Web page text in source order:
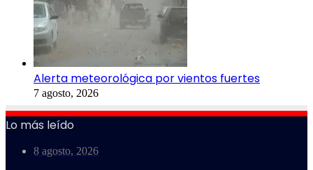
Alerta meteorológica por vientos fuertes
7 agosto, 2026
Lo más leído
8 agosto, 2026